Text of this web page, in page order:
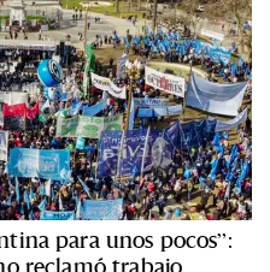
para unos pocos”:
reclamó trabajo,